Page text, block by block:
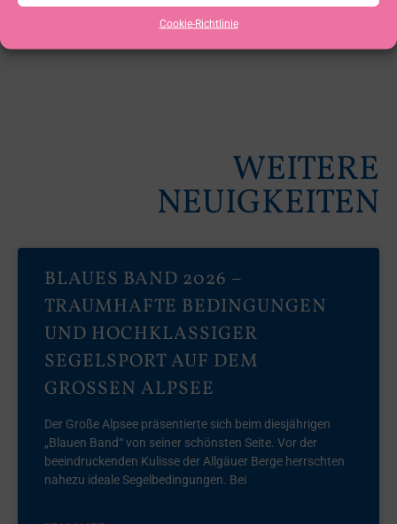
Cookie-Richtlinie
WEITERE
NEUIGKEITEN
BLAUES BAND 2026 –
TRAUMHAFTE BEDINGUNGEN
UND HOCHKLASSIGER
SEGELSPORT AUF DEM
GROSSEN ALPSEE
Der Große Alpsee präsentierte sich beim diesjährigen
„Blauen Band“ von seiner schönsten Seite. Vor der
beeindruckenden Kulisse der Allgäuer Berge herrschten
nahezu ideale Segelbedingungen. Bei